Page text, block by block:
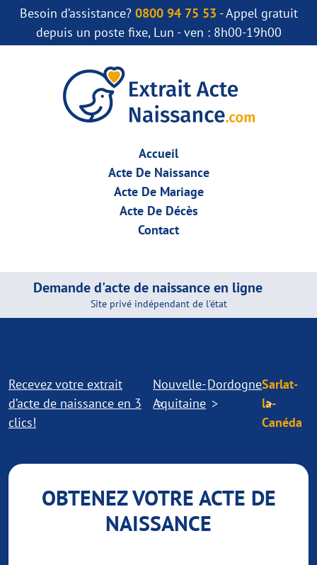
Besoin d’assistance? 0800 94 75 53 - Appel gratuit
depuis un poste fixe, Lun - ven : 8h00-19h00
Accueil
Acte De Naissance
Acte De Mariage
Acte De Décès
Contact
Demande d'acte de naissance en ligne
Site privé indépendant de l'état
Recevez votre extrait
d’acte de naissance en 3
clics!
Nouvelle-
Aquitaine
DordogneSarlat-
la-
Canéda
OBTENEZ VOTRE ACTE DE
NAISSANCE